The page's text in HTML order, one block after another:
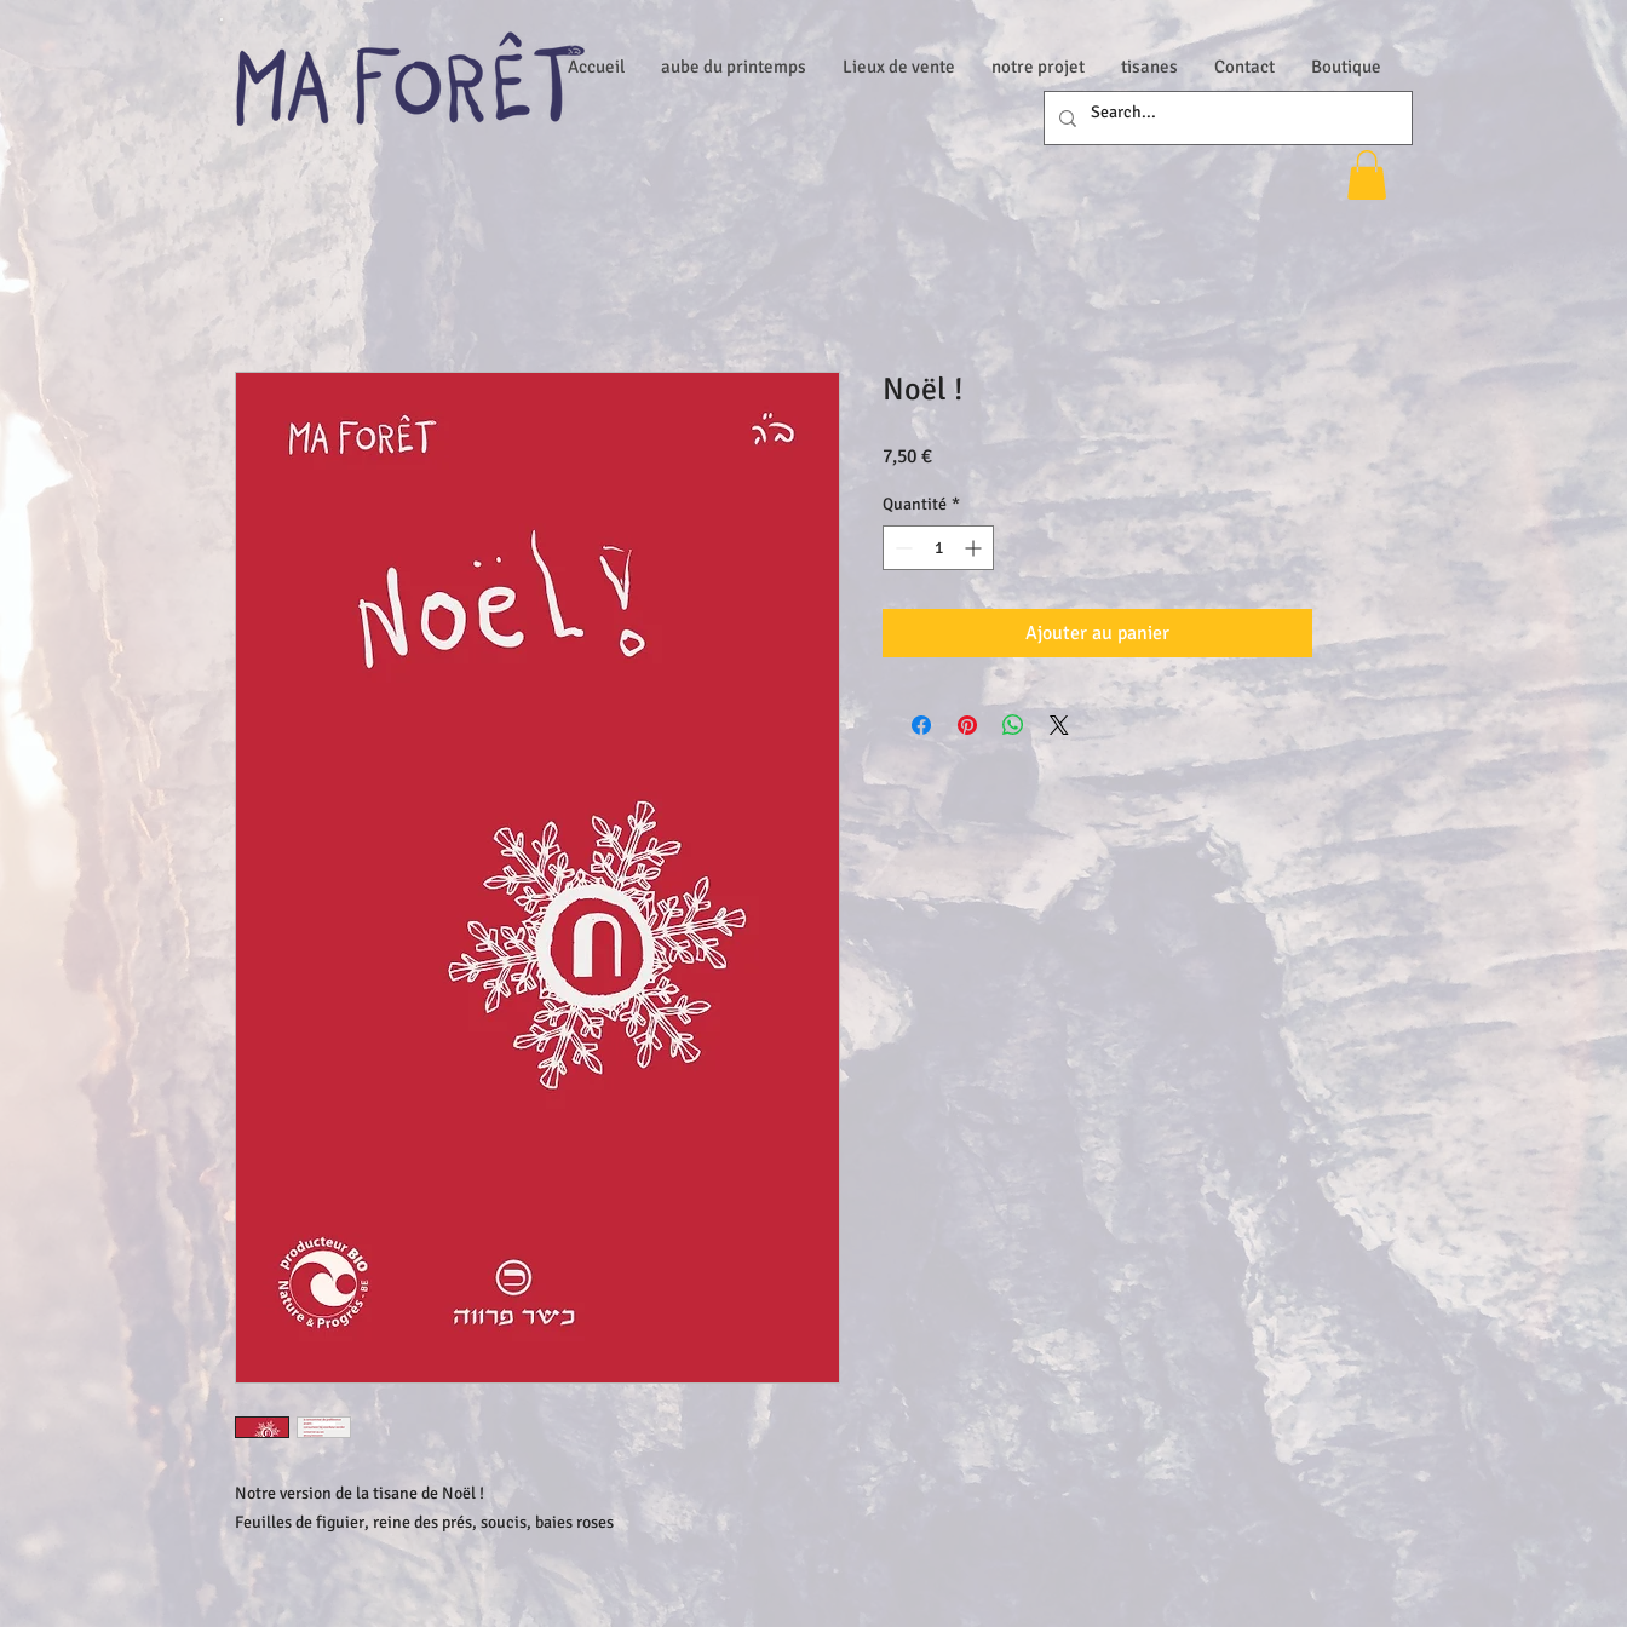
Accueil aube du printemps Lieux de vente notre projet tisanes Contact Boutique
Notre version de la tisane de Noël !
Feuilles de figuier, reine des prés, soucis, baies roses
Noël !
7,50 €Prix
Quantité *
Ajouter au panier